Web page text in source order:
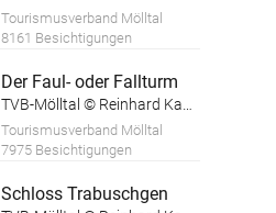
Tourismusverband Mölltal
8161 Besichtigungen
Der Faul- oder Fallturm
Tourismusverband Mölltal
7975 Besichtigungen
Schloss Trabuschgen